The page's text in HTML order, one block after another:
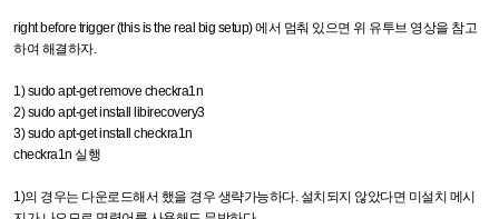
right before trigger (this is the real big setup) 에서 멈춰 있으면 위 유투브 영상을 참고
하여 해결하자.
1) sudo apt-get remove checkra1n
2) sudo apt-get install libirecovery3
3) sudo apt-get install checkra1n
checkra1n 실행
1)의 경우는 다운로드해서 했을 경우 생략가능하다. 설치되지 않았다면 미설치 메시